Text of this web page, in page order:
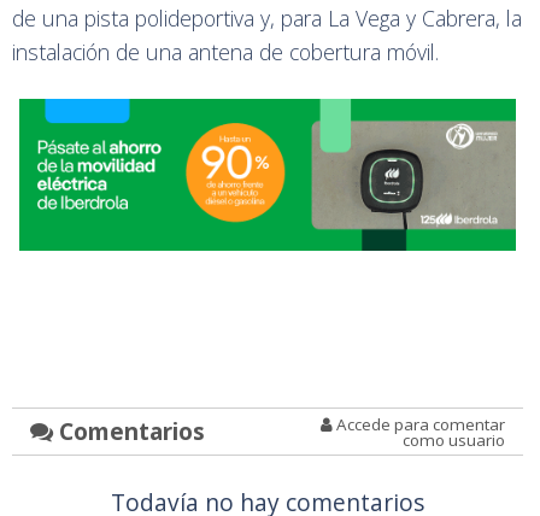
de una pista polideportiva y, para La Vega y Cabrera, la
instalación de una antena de cobertura móvil.
Comentarios Accede para comentar
como usuario
Todavía no hay comentarios